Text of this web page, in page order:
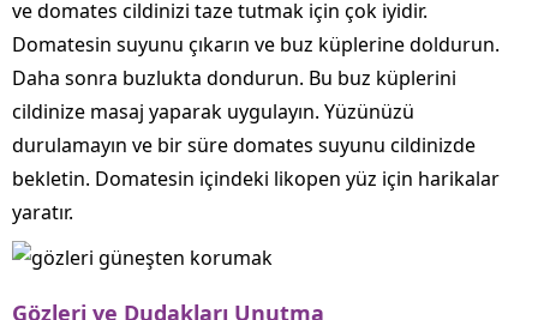
ve domates cildinizi taze tutmak için çok iyidir.
Domatesin suyunu çıkarın ve buz küplerine doldurun.
Daha sonra buzlukta dondurun. Bu buz küplerini
cildinize masaj yaparak uygulayın. Yüzünüzü
durulamayın ve bir süre domates suyunu cildinizde
bekletin. Domatesin içindeki likopen yüz için harikalar
yaratır.
Gözleri ve Dudakları Unutma